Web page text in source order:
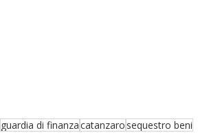
guardia di finanzacatanzaro sequestro beni